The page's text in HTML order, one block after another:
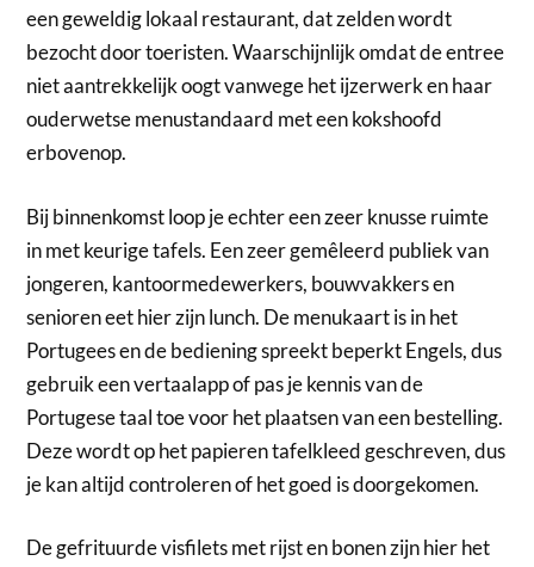
een geweldig lokaal restaurant, dat zelden wordt
bezocht door toeristen. Waarschijnlijk omdat de entree
niet aantrekkelijk oogt vanwege het ijzerwerk en haar
ouderwetse menustandaard met een kokshoofd
erbovenop.
Bij binnenkomst loop je echter een zeer knusse ruimte
in met keurige tafels. Een zeer gemêleerd publiek van
jongeren, kantoormedewerkers, bouwvakkers en
senioren eet hier zijn lunch. De menukaart is in het
Portugees en de bediening spreekt beperkt Engels, dus
gebruik een vertaalapp of pas je kennis van de
Portugese taal toe voor het plaatsen van een bestelling.
Deze wordt op het papieren tafelkleed geschreven, dus
je kan altijd controleren of het goed is doorgekomen.
De gefrituurde visfilets met rijst en bonen zijn hier het